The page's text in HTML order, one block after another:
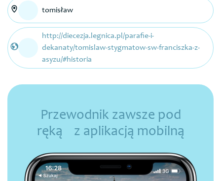
tomisław
http://diecezja.legnica.pl/parafie-i-
dekanaty/tomislaw-stygmatow-sw-franciszka-z-
asyzu/#historia
Przewodnik zawsze pod
ręką z aplikacją mobilną